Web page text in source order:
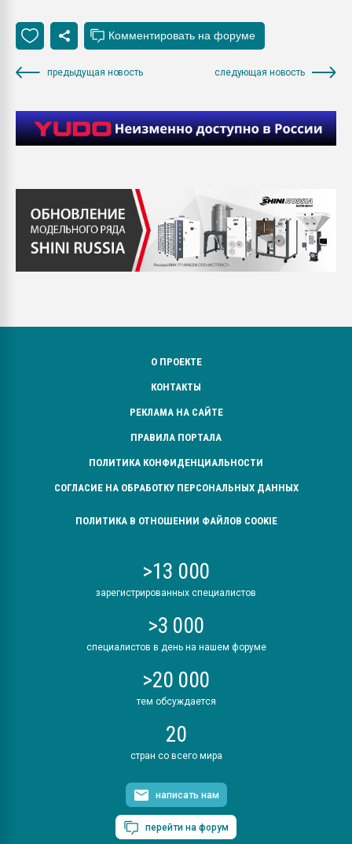
предыдущая новость следующая новость
О ПРОЕКТЕ
КОНТАКТЫ
РЕКЛАМА НА САЙТЕ
ПРАВИЛА ПОРТАЛА
ПОЛИТИКА КОНФИДЕНЦИАЛЬНОСТИ
СОГЛАСИЕ НА ОБРАБОТКУ ПЕРСОНАЛЬНЫХ ДАННЫХ
ПОЛИТИКА В ОТНОШЕНИИ ФАЙЛОВ COOKIE
>13 000
зарегистрированных специалистов
>3 000
специалистов в день на нашем форуме
>20 000
тем обсуждается
20
стран со всего мира
написать нам
перейти на форум